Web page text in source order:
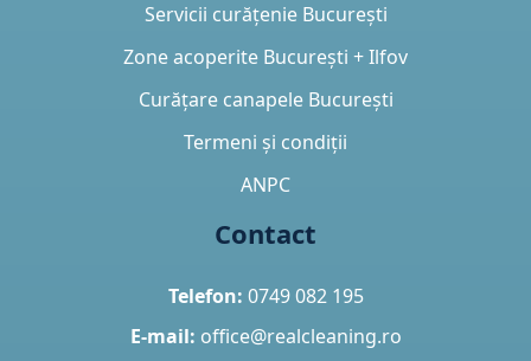
Servicii curățenie București
Zone acoperite București + Ilfov
Curățare canapele București
Termeni și condiții
ANPC
Contact
Telefon: 0749 082 195
E-mail: office@realcleaning.ro